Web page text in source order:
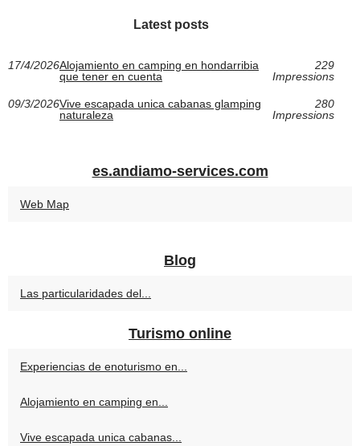
Latest posts
17/4/2026Alojamiento en camping en hondarribia
que tener en cuenta
229
Impressions
09/3/2026Vive escapada unica cabanas glamping
naturaleza
280
Impressions
es.andiamo-services.com
Web Map
Blog
Las particularidades del...
Turismo online
Experiencias de enoturismo en...
Alojamiento en camping en...
Vive escapada unica cabanas...